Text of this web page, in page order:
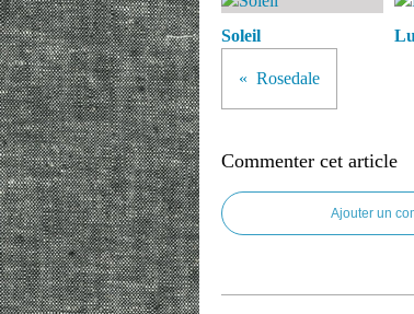
Soleil
Rosedale
Commenter cet article
Ajouter un